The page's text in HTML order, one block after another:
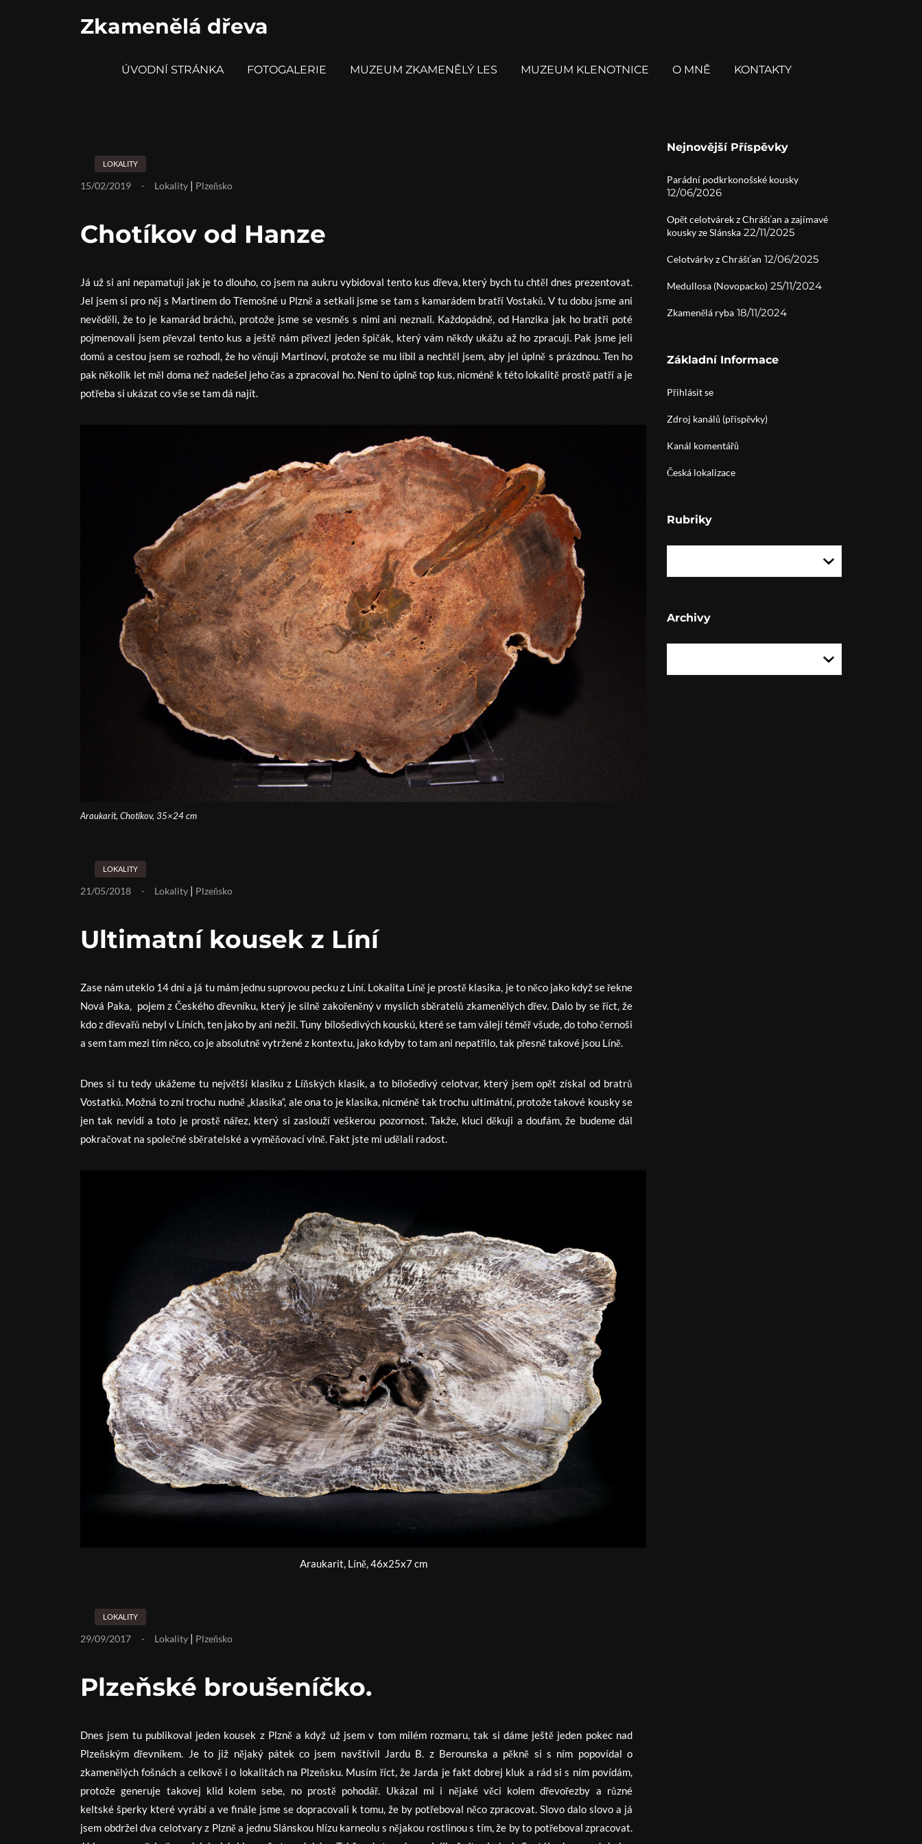
Zkamenělá dřeva
ÚVODNÍ STRÁNKA FOTOGALERIE MUZEUM ZKAMENĚLÝ LES MUZEUM KLENOTNICE O MNĚ KONTAKTY
LOKALITY
15/02/2019 Lokality | Plzeňsko
Chotíkov od Hanze
Já už si ani nepamatuji jak je to dlouho, co jsem na aukru vybidoval tento kus dřeva, který bych tu chtěl dnes prezentovat.
Jel jsem si pro něj s Martinem do Třemošné u Plzně a setkali jsme se tam s kamarádem bratří Vostaků. V tu dobu jsme ani
nevěděli, že to je kamarád bráchů, protože jsme se vesměs s nimi ani neznali. Každopádně, od Hanzika jak ho bratři poté
pojmenovali jsem převzal tento kus a ještě nám přivezl jeden špičák, který vám někdy ukážu až ho zpracuji. Pak jsme jeli
domů a cestou jsem se rozhodl, že ho věnuji Martinovi, protože se mu líbil a nechtěl jsem, aby jel úplně s prázdnou. Ten ho
pak několik let měl doma než nadešel jeho čas a zpracoval ho. Není to úplně top kus, nicméně k této lokalitě prostě patří a je
potřeba si ukázat co vše se tam dá najít.
Araukarit, Chotíkov, 35×24 cm
LOKALITY
21/05/2018 Lokality | Plzeňsko
Ultimatní kousek z Líní
Zase nám uteklo 14 dní a já tu mám jednu suprovou pecku z Líní. Lokalita Líně je prostě klasika, je to něco jako když se řekne
Nová Paka, pojem z Českého dřevníku, který je silně zakořeněný v myslích sběratelů zkamenělých dřev. Dalo by se říct, že
kdo z dřevařů nebyl v Líních, ten jako by ani nežil. Tuny bílošedivých kouskú, které se tam válejí téměř všude, do toho černoši
a sem tam mezi tím něco, co je absolutně vytržené z kontextu, jako kdyby to tam ani nepatřilo, tak přesně takové jsou Líně.
Dnes si tu tedy ukážeme tu největší klasiku z Líňských klasik, a to bílošedivý celotvar, který jsem opět získal od bratrů
Vostatků. Možná to zní trochu nudně „klasika“, ale ona to je klasika, nicméně tak trochu ultimátní, protože takové kousky se
jen tak nevidí a toto je prostě nářez, který si zaslouží veškerou pozornost. Takže, kluci děkuji a doufám, že budeme dál
pokračovat na společné sběratelské a vyměňovací vlně. Fakt jste mi udělali radost.
Araukarit, Líně, 46x25x7 cm
LOKALITY
29/09/2017 Lokality | Plzeňsko
Plzeňské broušeníčko.
Dnes jsem tu publikoval jeden kousek z Plzně a když už jsem v tom milém rozmaru, tak si dáme ještě jeden pokec nad
Plzeňským dřevníkem. Je to již nějaký pátek co jsem navštívil Jardu B. z Berounska a pěkně si s ním popovídal o
zkamenělých fošnách a celkově i o lokalitách na Plzeňsku. Musím říct, že Jarda je fakt dobrej kluk a rád si s ním povídám,
protože generuje takovej klid kolem sebe, no prostě pohodář. Ukázal mi i nějaké věci kolem dřevořezby a různé
keltské šperky které vyrábí a ve finále jsme se dopracovali k tomu, že by potřeboval něco zpracovat. Slovo dalo slovo a já
jsem obdržel dva celotvary z Plzně a jednu Slánskou hlízu karneolu s nějakou rostlinou s tím, že by to potřeboval zpracovat.
Nejnovější Příspěvky
Parádní podkrkonošské kousky
12/06/2026
Opět celotvárek z Chrášťan a zajímavé
kousky ze Slánska 22/11/2025
Celotvárky z Chrášťan 12/06/2025
Medullosa (Novopacko) 25/11/2024
Zkamenělá ryba 18/11/2024
Základní Informace
Přihlásit se
Zdroj kanálů (příspěvky)
Kanál komentářů
Česká lokalizace
Rubriky
Archivy